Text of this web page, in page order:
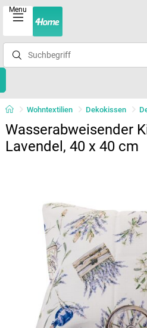
Menu
Wohntextilien Dekokissen
Wasserabweisender
Lavendel, 40 x 40 cm